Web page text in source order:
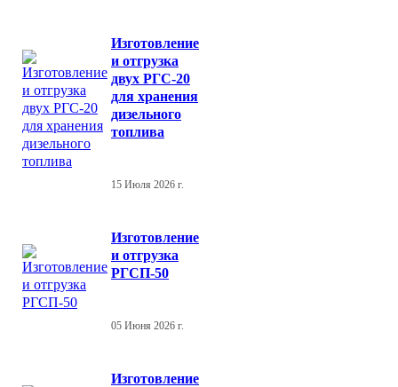
Изготовление
и отгрузка
двух РГС-20
для хранения
дизельного
топлива
15 Июля 2026 г.
Изготовление
и отгрузка
РГСП-50
05 Июня 2026 г.
Изготовление